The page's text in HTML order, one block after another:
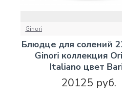
Ginori
Блюдце для солений
Ginori коллекция
Italiano цвет
20125 руб.